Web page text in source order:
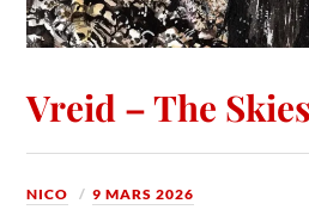
Vreid – The
NICO 9 MARS 2026